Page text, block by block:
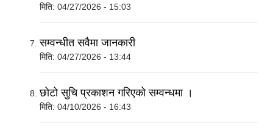
मिति: 04/27/2026 - 15:03
सम्वन्धीत सवैमा जानकारी
मिति: 04/27/2026 - 13:44
छाेटाे सुचि प्रकाशन गरिएको सम्वन्धमा ।
मिति: 04/10/2026 - 16:43